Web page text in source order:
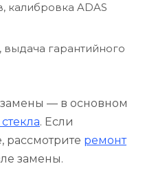
калибровка ADAS
гарантийного
— в основном
. Если
ремонт
замены.